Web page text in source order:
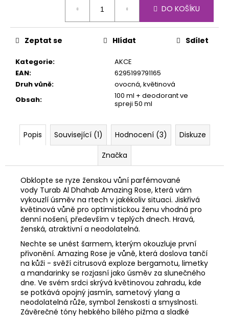
DO KOŠÍKU
Kategorie:
AKCE
EAN:
6295199791165
Druh vůně:
ovocná, květinová
Obsah:
100 ml + deodorant ve
spreji 50 ml
Zeptat se Hlídat Sdílet
Popis Související (1) Hodnocení (3)
Diskuze
Značka
Obklopte se ryze ženskou vůní parfémované
vody Turab Al Dhahab Amazing Rose, která vám
vykouzlí úsměv na rtech v jakékoliv situaci. Jiskřivá
květinová vůně pro optimistickou ženu vhodná pro
denní nošení, především v teplých dnech. Hravá,
ženská, atraktivní a neodolatelná.
Nechte se unést šarmem, kterým okouzluje první
přivonění. Amazing Rose je vůně, která doslova tančí
na kůži - svěží citrusová exploze bergamotu, limetky
a mandarinky se rozjasní jako úsměv za slunečného
dne. Ve svém srdci skrývá květinovou zahradu, kde
se potkává opojný jasmín, sametový ylang a
neodolatelná růže, symbol ženskosti a smyslnosti.
Závěrečné tóny hebkého bílého pižma a sladké